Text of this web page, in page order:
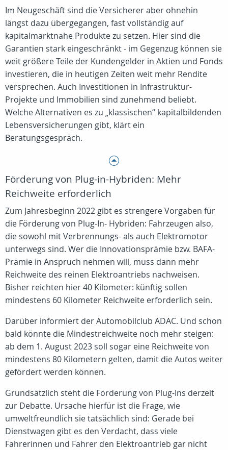
Im Neugeschäft sind die Versicherer aber ohnehin
längst dazu übergegangen, fast vollständig auf
kapitalmarktnahe Produkte zu setzen. Hier sind die
Garantien stark eingeschränkt - im Gegenzug können sie
weit größere Teile der Kundengelder in Aktien und Fonds
investieren, die in heutigen Zeiten weit mehr Rendite
versprechen. Auch Investitionen in Infrastruktur-
Projekte und Immobilien sind zunehmend beliebt.
Welche Alternativen es zu „klassischen“ kapitalbildenden
Lebensversicherungen gibt, klärt ein
Beratungsgespräch.
Förderung von Plug-in-Hybriden: Mehr
Reichweite erforderlich
Zum Jahresbeginn 2022 gibt es strengere Vorgaben für
die Förderung von Plug-In- Hybriden: Fahrzeugen also,
die sowohl mit Verbrennungs- als auch Elektromotor
unterwegs sind. Wer die Innovationsprämie bzw. BAFA-
Prämie in Anspruch nehmen will, muss dann mehr
Reichweite des reinen Elektroantriebs nachweisen.
Bisher reichten hier 40 Kilometer: künftig sollen
mindestens 60 Kilometer Reichweite erforderlich sein.
Darüber informiert der Automobilclub ADAC. Und schon
bald könnte die Mindestreichweite noch mehr steigen:
ab dem 1. August 2023 soll sogar eine Reichweite von
mindestens 80 Kilometern gelten, damit die Autos weiter
gefördert werden können.
Grundsätzlich steht die Förderung von Plug-Ins derzeit
zur Debatte. Ursache hierfür ist die Frage, wie
umweltfreundlich sie tatsächlich sind: Gerade bei
Dienstwagen gibt es den Verdacht, dass viele
Fahrerinnen und Fahrer den Elektroantrieb gar nicht